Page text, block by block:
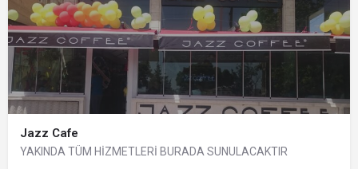
Jazz Cafe
YAKINDA TÜM HİZMETLERİ BURADA SUNULACAKTIR